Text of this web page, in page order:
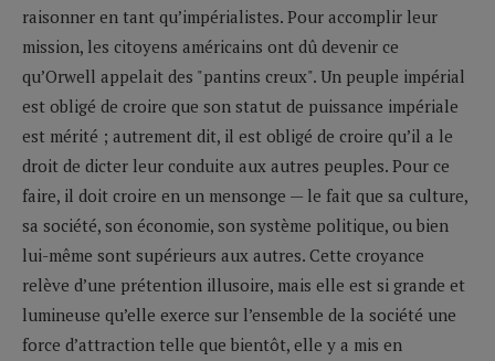
raisonner en tant qu’impérialistes. Pour accomplir leur
mission, les citoyens américains ont dû devenir ce
qu’Orwell appelait des "pantins creux". Un peuple impérial
est obligé de croire que son statut de puissance impériale
est mérité ; autrement dit, il est obligé de croire qu’il a le
droit de dicter leur conduite aux autres peuples. Pour ce
faire, il doit croire en un mensonge — le fait que sa culture,
sa société, son économie, son système politique, ou bien
lui-même sont supérieurs aux autres. Cette croyance
relève d’une prétention illusoire, mais elle est si grande et
lumineuse qu’elle exerce sur l’ensemble de la société une
force d’attraction telle que bientôt, elle y a mis en